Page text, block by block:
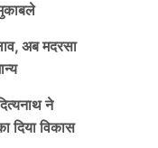
अब मदरसा
ने
दिया विकास